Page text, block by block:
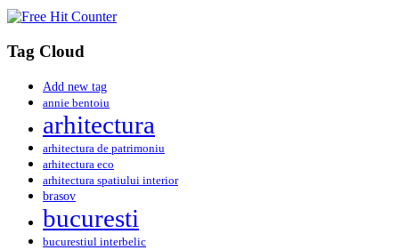
Tag Cloud
Add new tag
annie bentoiu
arhitectura
arhitectura de patrimoniu
arhitectura eco
arhitectura spatiului interior
brasov
bucuresti
bucurestiul interbelic